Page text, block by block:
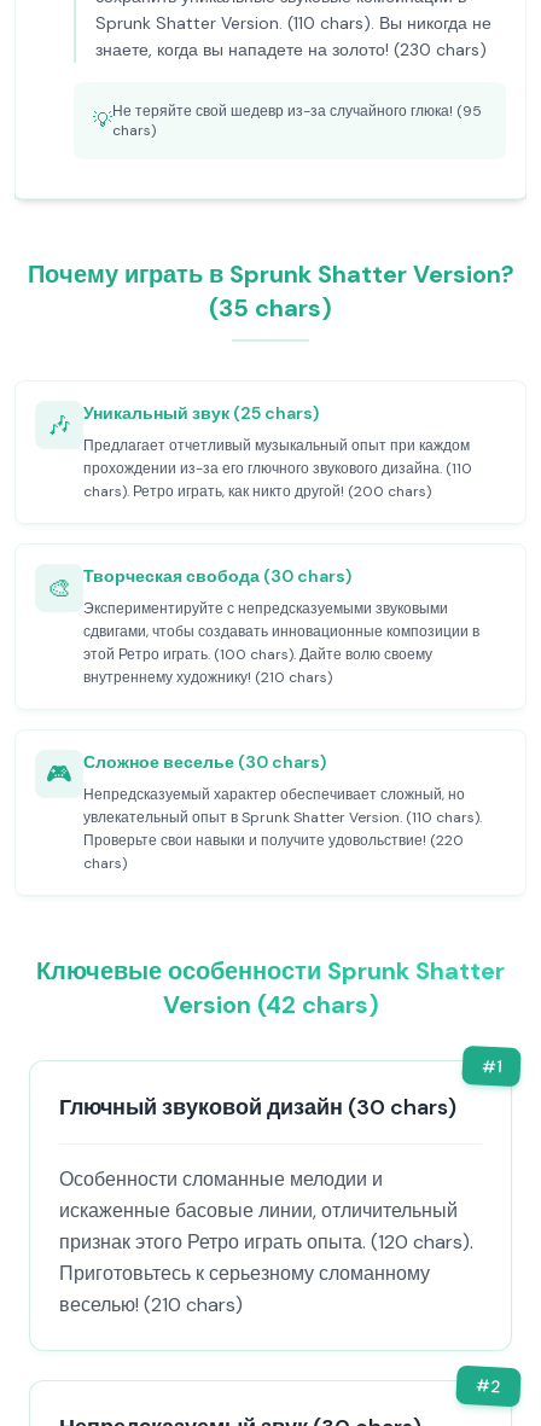
Sprunk Shatter Version. (110 chars). Вы никогда не
знаете, когда вы нападете на золото! (230 chars)
💡Не теряйте свой шедевр из-за случайного глюка! (95
chars)
Почему играть в Sprunk Shatter Version?
(35 chars)
🎶 Уникальный звук (25 chars)
Предлагает отчетливый музыкальный опыт при каждом
прохождении из-за его глючного звукового дизайна. (110
chars). Ретро играть, как никто другой! (200 chars)
🎨 Творческая свобода (30 chars)
Экспериментируйте с непредсказуемыми звуковыми
сдвигами, чтобы создавать инновационные композиции в
этой Ретро играть. (100 chars). Дайте волю своему
внутреннему художнику! (210 chars)
🎮 Сложное веселье (30 chars)
Непредсказуемый характер обеспечивает сложный, но
увлекательный опыт в Sprunk Shatter Version. (110 chars).
Проверьте свои навыки и получите удовольствие! (220
chars)
Ключевые особенности Sprunk Shatter
Version (42 chars)
#1
Глючный звуковой дизайн (30 chars)
Особенности сломанные мелодии и
искаженные басовые линии, отличительный
признак этого Ретро играть опыта. (120 chars).
Приготовьтесь к серьезному сломанному
веселью! (210 chars)
#2